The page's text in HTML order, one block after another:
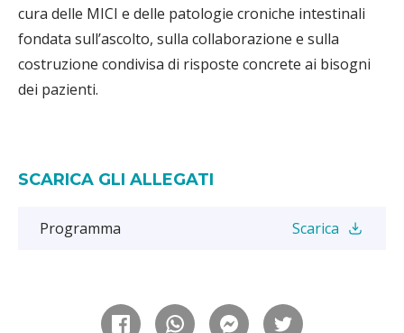
cura delle MICI e delle patologie croniche intestinali
fondata sull’ascolto, sulla collaborazione e sulla
costruzione condivisa di risposte concrete ai bisogni
dei pazienti.
SCARICA GLI ALLEGATI
Programma Scarica